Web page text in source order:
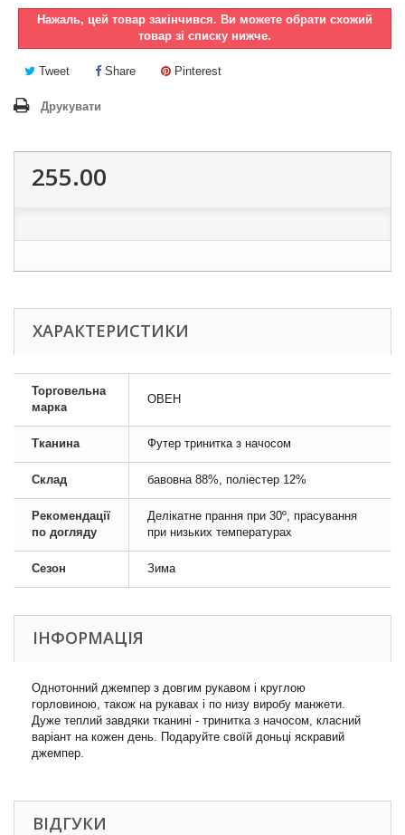
Нажаль, цей товар закінчився. Ви можете обрати схожий
товар зі списку нижче.
Tweet Share Pinterest
Друкувати
255.00
ХАРАКТЕРИСТИКИ
Торговельна
марка
ОВЕН
Тканина Футер тринитка з начосом
Склад бавовна 88%, поліестер 12%
Рекомендації
по догляду
Делікатне прання при 30º, прасування
при низьких температурах
Сезон Зима
ІНФОРМАЦІЯ
Однотонний джемпер з довгим рукавом і круглою
горловиною, також на рукавах і по низу виробу манжети.
Дуже теплий завдяки тканині - тринитка з начосом, класний
варіант на кожен день. Подаруйте своїй доньці яскравий
джемпер.
ВІДГУКИ